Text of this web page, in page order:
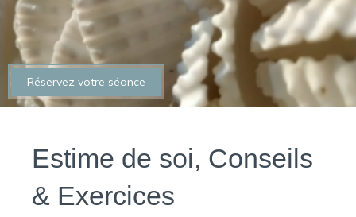
Réservez votre séance
Estime de soi, Conseils
& Exercices